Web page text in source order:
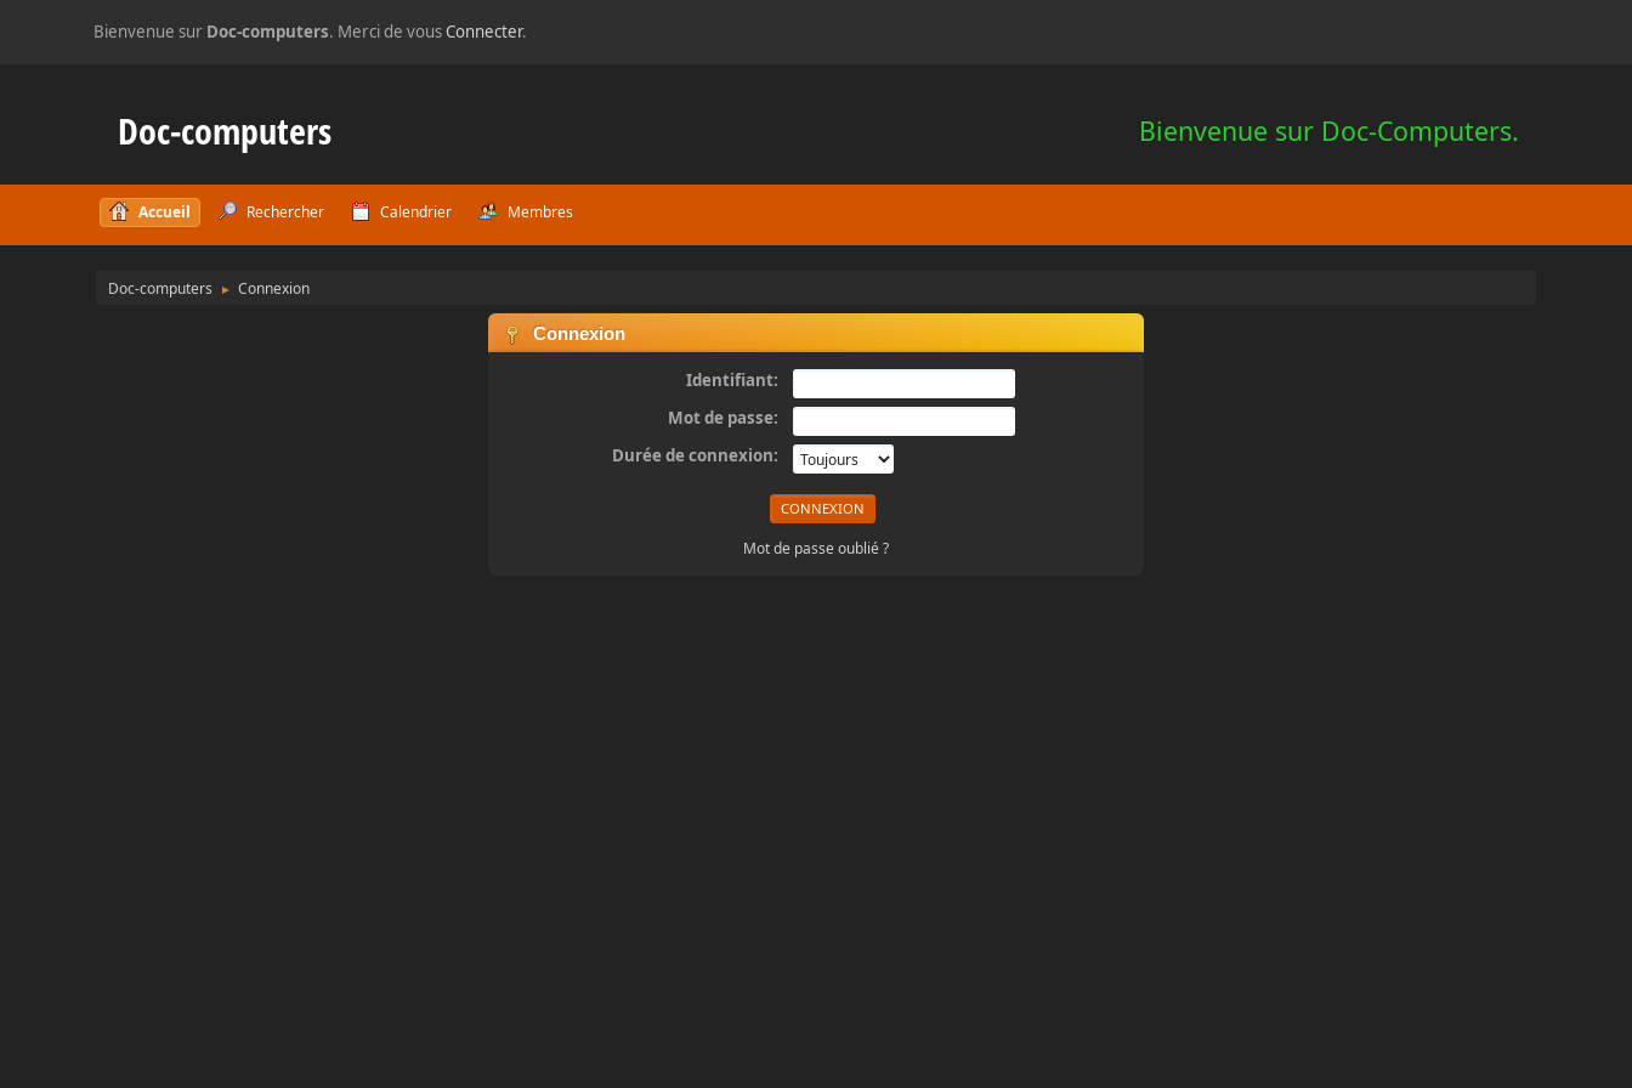
Bienvenue sur Doc-computers. Merci de vousConnecter.
Bienvenue sur Doc-Computers.
Doc-computers
Accueil Rechercher Calendrier Membres
Doc-computers ► Connexion
Connexion
Identifiant:
Mot de passe:
Durée de connexion:
Mot de passe oublié ?